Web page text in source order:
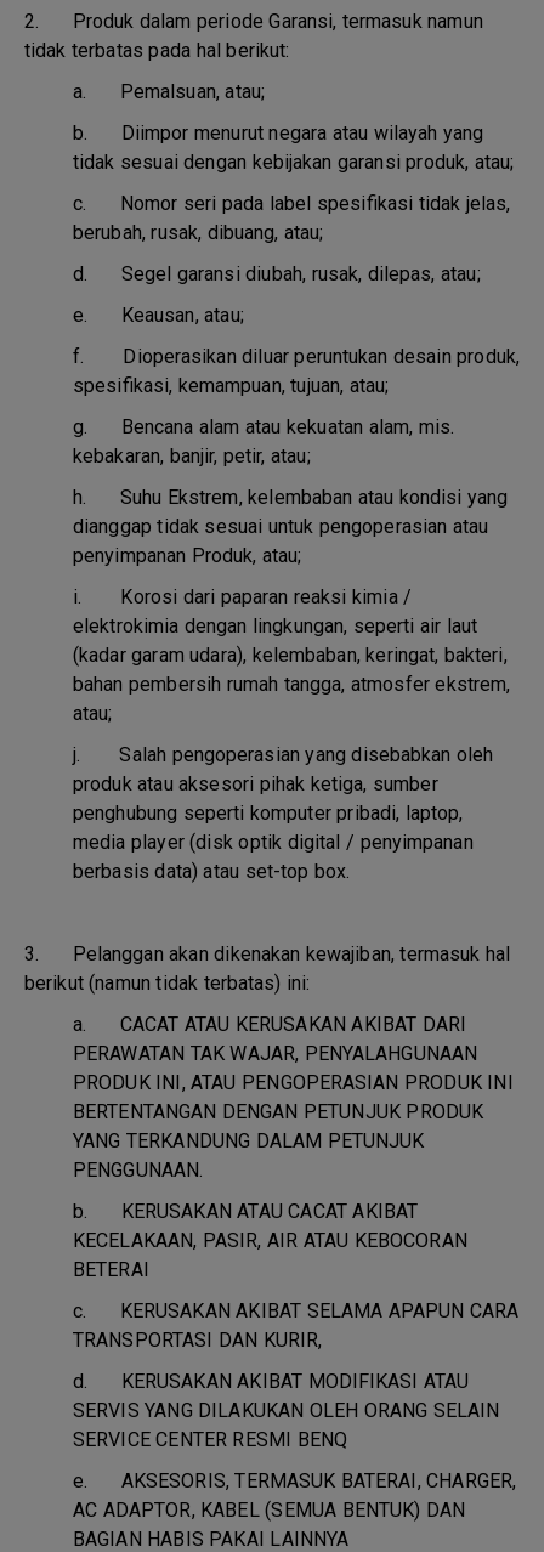
2. Produk dalam periode Garansi, termasuk namun
tidak terbatas pada hal berikut:
a. Pemalsuan, atau;
b. Diimpor menurut negara atau wilayah yang
tidak sesuai dengan kebijakan garansi produk, atau;
c. Nomor seri pada label spesifikasi tidak jelas,
berubah, rusak, dibuang, atau;
d. Segel garansi diubah, rusak, dilepas, atau;
e. Keausan, atau;
f. Dioperasikan diluar peruntukan desain produk,
spesifikasi, kemampuan, tujuan, atau;
g. Bencana alam atau kekuatan alam, mis.
kebakaran, banjir, petir, atau;
h. Suhu Ekstrem, kelembaban atau kondisi yang
dianggap tidak sesuai untuk pengoperasian atau
penyimpanan Produk, atau;
i. Korosi dari paparan reaksi kimia /
elektrokimia dengan lingkungan, seperti air laut
(kadar garam udara), kelembaban, keringat, bakteri,
bahan pembersih rumah tangga, atmosfer ekstrem,
atau;
j.Salah pengoperasian yang disebabkan oleh
produk atau aksesori pihak ketiga, sumber
penghubung seperti komputer pribadi, laptop,
media player (disk optik digital / penyimpanan
berbasis data) atau set-top box.
3. Pelanggan akan dikenakan kewajiban, termasuk hal
berikut (namun tidak terbatas) ini:
a. CACAT ATAU KERUSAKAN AKIBAT DARI
PERAWATAN TAK WAJAR, PENYALAHGUNAAN
PRODUK INI, ATAU PENGOPERASIAN PRODUK INI
BERTENTANGAN DENGAN PETUNJUK PRODUK
YANG TERKANDUNG DALAM PETUNJUK
PENGGUNAAN.
b. KERUSAKAN ATAU CACAT AKIBAT
KECELAKAAN, PASIR, AIR ATAU KEBOCORAN
BETERAI
c. KERUSAKAN AKIBAT SELAMA APAPUN CARA
TRANSPORTASI DAN KURIR,
d. KERUSAKAN AKIBAT MODIFIKASI ATAU
SERVIS YANG DILAKUKAN OLEH ORANG SELAIN
SERVICE CENTER RESMI BENQ
e. AKSESORIS, TERMASUK BATERAI, CHARGER,
AC ADAPTOR, KABEL (SEMUA BENTUK) DAN
BAGIAN HABIS PAKAI LAINNYA